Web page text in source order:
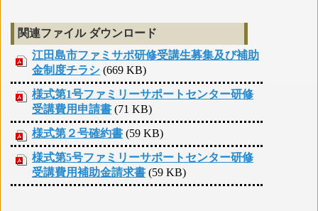
関連ファイル ダウンロード
江田島市ファミサポ研修受講生募集及び補助
金制度チラシ (669 KB)
様式第1号ファミリーサポートセンター研修
受講費用申請書 (71 KB)
様式第２号確約書 (59 KB)
様式第5号ファミリーサポートセンター研修
受講費用補助金請求書 (59 KB)